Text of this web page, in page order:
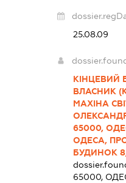
25.08.09
КІНЦЕВИЙ
ВЛАСНИК
МАХІНА
65000,
ОДЕСА,
БУДИНОК
65000,